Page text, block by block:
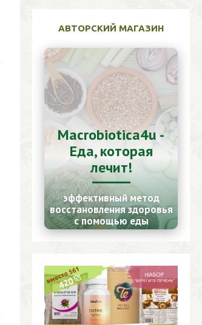
АВТОРСКИЙ МАГАЗИН
Macrobiotica4u -
Еда, которая
лечит!
эффективный метод
восстановления здоровья
с помощью еды